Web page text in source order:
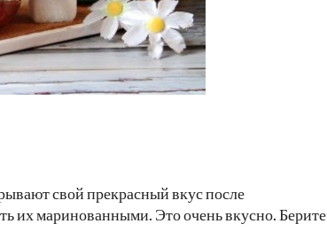
свой прекрасный вкус после
их маринованными. Это очень вкусно. Берите